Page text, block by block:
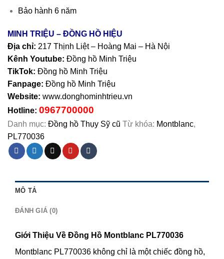
Bảo hành 6 năm
MINH TRIỆU – ĐỒNG HỒ HIỆU
Địa chỉ: 217 Thịnh Liệt – Hoàng Mai – Hà Nội
Kênh Youtube: Đồng hồ Minh Triệu
TikTok: Đồng hồ Minh Triệu
Fanpage: Đồng hồ Minh Triệu
Website: www.donghominhtrieu.vn
Hotline: 0967700000
Danh mục: Đồng hồ Thụy Sỹ cũ Từ khóa: Montblanc,
PL770036
MÔ TẢ
ĐÁNH GIÁ (0)
Giới Thiệu Về Đồng Hồ Montblanc PL770036
Montblanc PL770036 không chỉ là một chiếc đồng hồ,